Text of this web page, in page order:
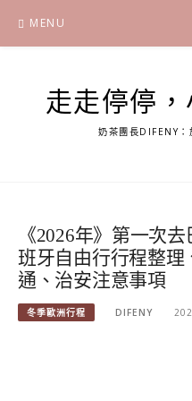
content
MENU
走走停停
奶茶團長DIFENY：
《2026年》第一次
班牙自由行行程整
通、治安注意事項
冬季歐洲行程 DIFENY